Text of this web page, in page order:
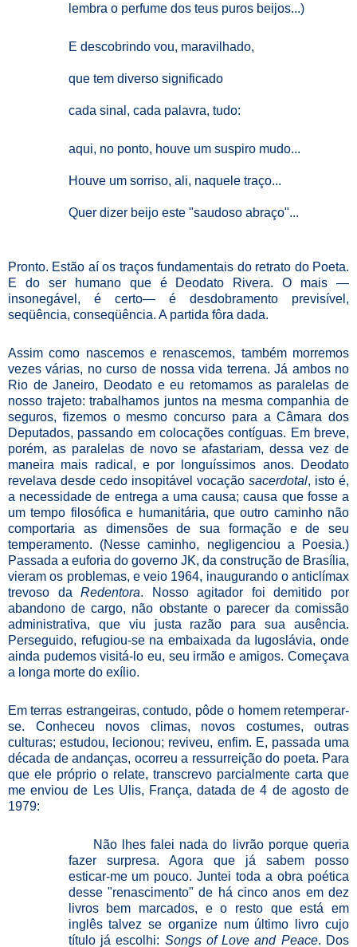
lembra o perfume dos teus puros beijos...)
E descobrindo vou, maravilhado,
que tem diverso significado
cada sinal, cada palavra, tudo:
aqui, no ponto, houve um suspiro mudo...
Houve um sorriso, ali, naquele traço...
Quer dizer beijo este "saudoso abraço"...
Pronto. Estão aí os traços fundamentais do retrato do Poeta.
E do ser humano que é Deodato Rivera. O mais —
insonegável, é certo— é desdobramento previsível,
seqüência, conseqüência. A partida fôra dada.
Assim como nascemos e renascemos, também morremos
vezes várias, no curso de nossa vida terrena. Já ambos no
Rio de Janeiro, Deodato e eu retomamos as paralelas de
nosso trajeto: trabalhamos juntos na mesma companhia de
seguros, fizemos o mesmo concurso para a Câmara dos
Deputados, passando em colocações contíguas. Em breve,
porém, as paralelas de novo se afastariam, dessa vez de
maneira mais radical, e por longuíssimos anos. Deodato
revelava desde cedo insopitável vocação sacerdotal, isto é,
a necessidade de entrega a uma causa; causa que fosse a
um tempo filosófica e humanitária, que outro caminho não
comportaria as dimensões de sua formação e de seu
temperamento. (Nesse caminho, negligenciou a Poesia.)
Passada a euforia do governo JK, da construção de Brasília,
vieram os problemas, e veio 1964, inaugurando o anticlímax
trevoso daRedentora. Nosso agitador foi demitido por
abandono de cargo, não obstante o parecer da comissão
administrativa, que viu justa razão para sua ausência.
Perseguido, refugiou-se na embaixada da Iugoslávia, onde
ainda pudemos visitá-lo eu, seu irmão e amigos. Começava
a longa morte do exílio.
Em terras estrangeiras, contudo, pôde o homem retemperar-
se. Conheceu novos climas, novos costumes, outras
culturas; estudou, lecionou; reviveu, enfim. E, passada uma
década de andanças, ocorreu a ressurreição do poeta. Para
que ele próprio o relate, transcrevo parcialmente carta que
me enviou de Les Ulis, França, datada de 4 de agosto de
1979:
Não lhes falei nada do livrão porque queria
fazer surpresa. Agora que já sabem posso
esticar-me um pouco. Juntei toda a obra poética
desse "renascimento" de há cinco anos em dez
livros bem marcados, e o resto que está em
inglês talvez se organize num último livro cujo
título já escolhi: Songs of Love and Peace. Dos